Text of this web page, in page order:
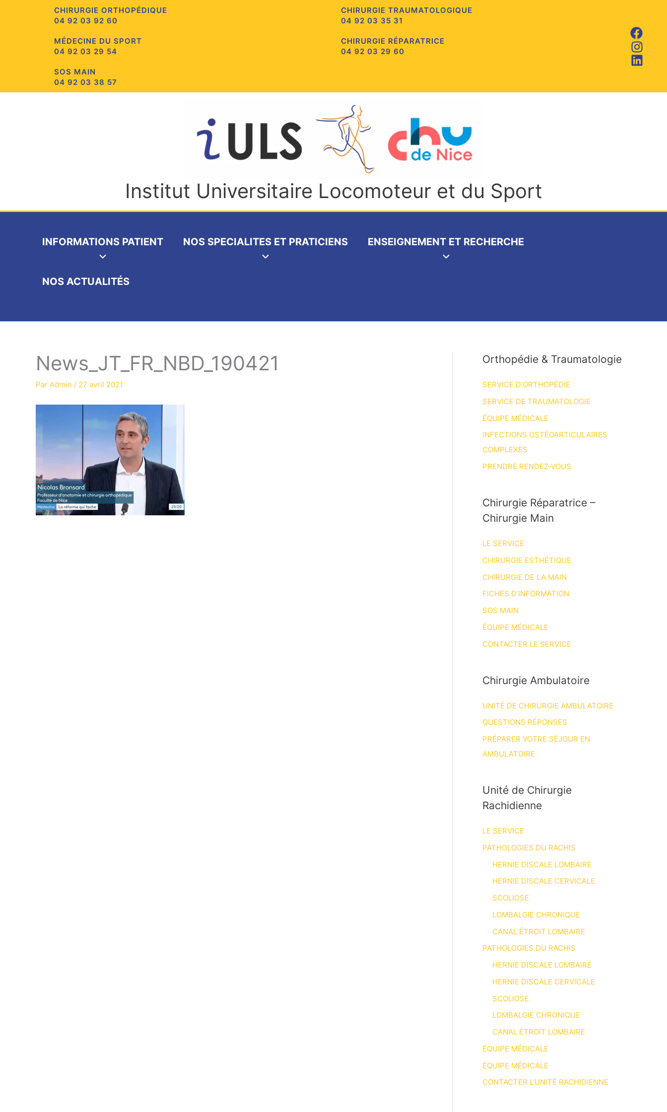
CHIRURGIE ORTHOPÉDIQUE
04 92 03 92 60
CHIRURGIE TRAUMATOLOGIQUE
04 92 03 35 31
MÉDECINE DU SPORT
04 92 03 29 54
CHIRURGIE RÉPARATRICE
04 92 03 29 60
SOS MAIN
04 92 03 38 57
Institut Universitaire Locomoteur et du Sport
INFORMATIONS PATIENT NOS SPECIALITES ET PRATICIENS ENSEIGNEMENT ET RECHERCHE
NOS ACTUALITÉS
News_JT_FR_NBD_190421
Par Admin / 27 avril 2021
Orthopédie & Traumatologie
SERVICE D’ORTHOPÉDIE
SERVICE DE TRAUMATOLOGIE
ÉQUIPE MÉDICALE
INFECTIONS OSTÉOARTICULAIRES
COMPLEXES
PRENDRE RENDEZ-VOUS
Chirurgie Réparatrice –
Chirurgie Main
LE SERVICE
CHIRURGIE ESTHÉTIQUE
CHIRURGIE DE LA MAIN
FICHES D’INFORMATION
SOS MAIN
ÉQUIPE MÉDICALE
CONTACTER LE SERVICE
Chirurgie Ambulatoire
UNITÉ DE CHIRURGIE AMBULATOIRE
QUESTIONS RÉPONSES
PRÉPARER VOTRE SÉJOUR EN
AMBULATOIRE
Unité de Chirurgie
Rachidienne
LE SERVICE
PATHOLOGIES DU RACHIS
HERNIE DISCALE LOMBAIRE
HERNIE DISCALE CERVICALE
SCOLIOSE
LOMBALGIE CHRONIQUE
CANAL ÉTROIT LOMBAIRE
PATHOLOGIES DU RACHIS
HERNIE DISCALE LOMBAIRE
HERNIE DISCALE CERVICALE
SCOLIOSE
LOMBALGIE CHRONIQUE
CANAL ÉTROIT LOMBAIRE
ÉQUIPE MÉDICALE
ÉQUIPE MÉDICALE
CONTACTER L’UNITÉ RACHIDIENNE